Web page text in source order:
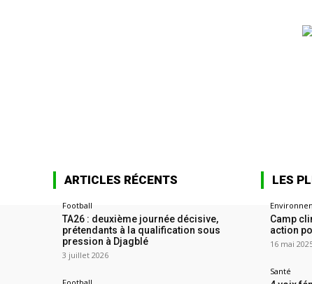
ARTICLES RÉCENTS
Football
TA26 : deuxième journée décisive,
prétendants à la qualification sous
pression à Djagblé
3 juillet 2026
LES
Camp
action
16 mai
Santé